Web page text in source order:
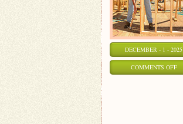
DECEMBER - 1 - 2025
COMMENTS OFFON